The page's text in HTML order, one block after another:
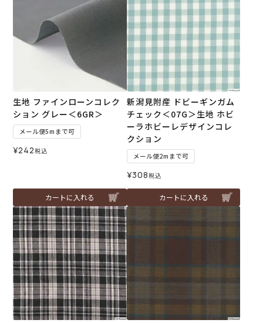
生地 ファインローンコレク
ション グレー＜6GR＞
メール便5mまで可
¥242税込
カートに入れる
新潟見附産 ドビーギンガム
チェック＜07G＞生地 ホビ
ーラホビーレデザインコレ
クション
メール便2mまで可
¥308税込
カートに入れる